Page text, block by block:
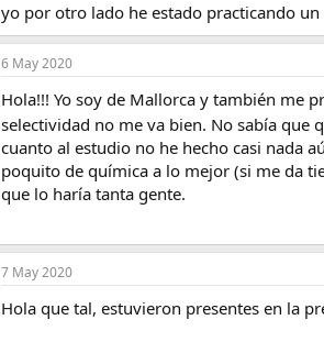
yo por otro lado he estado practicando
6 May 2020
Hola!!! Yo soy de Mallorca y también me
selectividad no me va bien. No sabía que
cuanto al estudio no he hecho casi nada
poquito de química a lo mejor (si me da
que lo haría tanta gente.
7 May 2020
Hola que tal, estuvieron presentes en la